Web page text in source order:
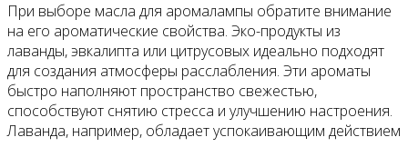
При выборе масла для аромалампы обратите внимание
на его ароматические свойства. Эко-продукты из
лаванды, эвкалипта или цитрусовых идеально подходят
для создания атмосферы расслабления. Эти ароматы
быстро наполняют пространство свежестью,
способствуют снятию стресса и улучшению настроения.
Лаванда, например, обладает успокаивающим действием